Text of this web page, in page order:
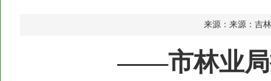
来源：来源：吉
——市林业局